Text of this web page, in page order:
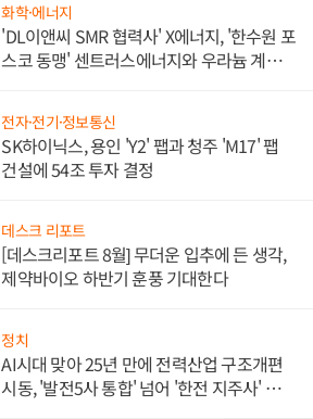
화학·에너지
'DL이앤씨 SMR 협력사' X에너지, '한수원 포
스코 동맹' 센트러스에너지와 우라늄 계약
전자·전기·정보통신
SK하이닉스, 용인 'Y2' 팹과 청주 'M17' 팹
건설에 54조 투자 결정
데스크 리포트
[데스크리포트 8월] 무더운 입추에 든 생각,
제약바이오 하반기 훈풍 기대한다
정치
AI시대 맞아 25년 만에 전력산업 구조개편
시동, '발전5사 통합' 넘어 '한전 지주사' 재편